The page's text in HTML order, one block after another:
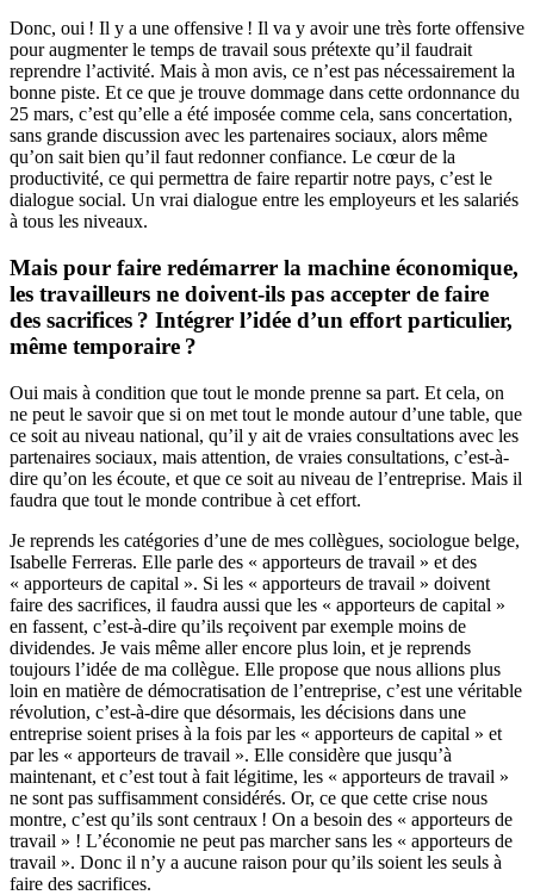
Donc, oui ! Il y a une offensive ! Il va y avoir une très forte offensive
pour augmenter le temps de travail sous prétexte qu’il faudrait
reprendre l’activité. Mais à mon avis, ce n’est pas nécessairement la
bonne piste. Et ce que je trouve dommage dans cette ordonnance du
25 mars, c’est qu’elle a été imposée comme cela, sans concertation,
sans grande discussion avec les partenaires sociaux, alors même
qu’on sait bien qu’il faut redonner confiance. Le cœur de la
productivité, ce qui permettra de faire repartir notre pays, c’est le
dialogue social. Un vrai dialogue entre les employeurs et les salariés
à tous les niveaux.
Mais pour faire redémarrer la machine économique,
les travailleurs ne doivent-ils pas accepter de faire
des sacrifices ? Intégrer l’idée d’un effort particulier,
même temporaire ?
Oui mais à condition que tout le monde prenne sa part. Et cela, on
ne peut le savoir que si on met tout le monde autour d’une table, que
ce soit au niveau national, qu’il y ait de vraies consultations avec les
partenaires sociaux, mais attention, de vraies consultations, c’est-à-
dire qu’on les écoute, et que ce soit au niveau de l’entreprise. Mais il
faudra que tout le monde contribue à cet effort.
Je reprends les catégories d’une de mes collègues, sociologue belge,
Isabelle Ferreras. Elle parle des « apporteurs de travail » et des
« apporteurs de capital ». Si les « apporteurs de travail » doivent
faire des sacrifices, il faudra aussi que les « apporteurs de capital »
en fassent, c’est-à-dire qu’ils reçoivent par exemple moins de
dividendes. Je vais même aller encore plus loin, et je reprends
toujours l’idée de ma collègue. Elle propose que nous allions plus
loin en matière de démocratisation de l’entreprise, c’est une véritable
révolution, c’est-à-dire que désormais, les décisions dans une
entreprise soient prises à la fois par les « apporteurs de capital » et
par les « apporteurs de travail ». Elle considère que jusqu’à
maintenant, et c’est tout à fait légitime, les « apporteurs de travail »
ne sont pas suffisamment considérés. Or, ce que cette crise nous
montre, c’est qu’ils sont centraux ! On a besoin des « apporteurs de
travail » ! L’économie ne peut pas marcher sans les « apporteurs de
travail ». Donc il n’y a aucune raison pour qu’ils soient les seuls à
faire des sacrifices.